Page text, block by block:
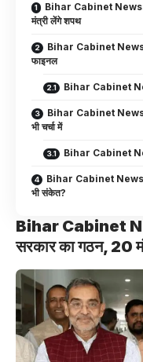
Bihar Cabinet News:
मंत्री लेंगे शपथ
Bihar Cabinet News:
फाइनल
Bihar Cabinet
Bihar Cabinet News:
भी चर्चा में
Bihar Cabinet
Bihar Cabinet News:
भी संकेत?
Bihar Cabinet
सरकार का गठन, 20